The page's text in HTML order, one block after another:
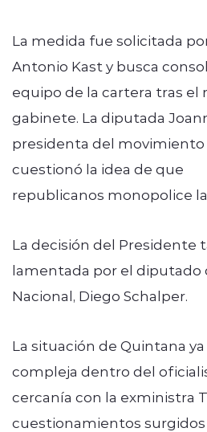
La medida fue solicitada
Antonio Kast y busca
equipo de la cartera tras el
gabinete. La diputada
presidenta del movimiento
cuestionó la idea de que
republicanos monopolice
La decisión del Presidente
lamentada por el diputado
Nacional, Diego Schalper.
La situación de Quintana
compleja dentro del
cercanía con la exministra
cuestionamientos